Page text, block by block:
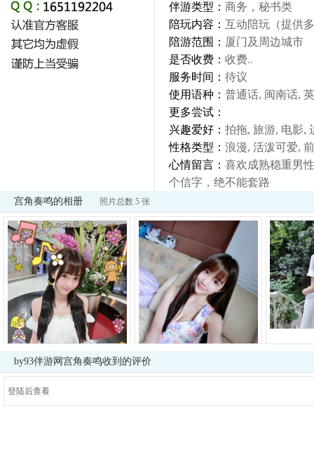
伴游类型： 商务，秘书类
陪玩内容： 互动陪玩（提供
陪游范围： 厦门及周边城市
是否收费： 收费..
服务时间： 待议
使用语种： 普通话, 闽南话,
更多尝试：
兴趣爱好： 拍拖, 旅游, 电影,
性格类型： 浪漫, 活泼可爱,
心情留言： 喜欢成熟稳重男
个信字，绝不能套路
宫角奏鸣的相册 照片总数 5 张
by93伴游网宫角奏鸣收到的评价
登陆后查看